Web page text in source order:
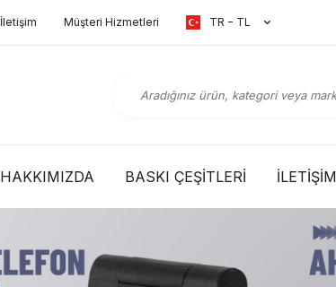
İletişim Müşteri Hizmetleri TR − TL
HAKKIMIZDA BASKI ÇEŞITLERI İLETIŞIM